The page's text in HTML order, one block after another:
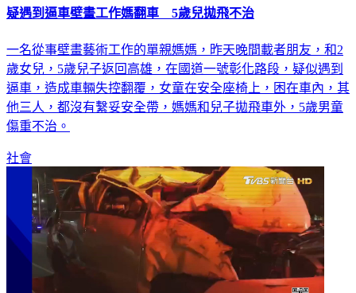
疑遇到逼車壁畫工作媽翻車 5歲兒拋飛不治
一名從事壁畫藝術工作的單親媽媽，昨天晚間載者朋友，和2
歲女兒，5歲兒子返回高雄，在國道一號彰化路段，疑似遇到
逼車，造成車輛失控翻覆，女童在安全座椅上，困在車內，其
他三人，都沒有繫妥安全帶，媽媽和兒子拋飛車外，5歲男童
傷重不治。
社會